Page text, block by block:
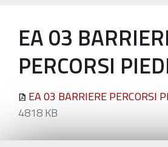
EA 03
PERCORSI
EA 03 BARRIERE PERCORSI
4818 KB